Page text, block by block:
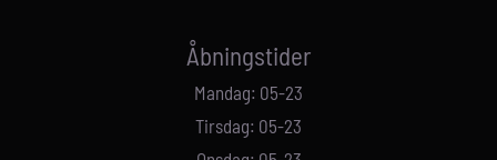
Åbningstider
Mandag: 05-23
Tirsdag: 05-23